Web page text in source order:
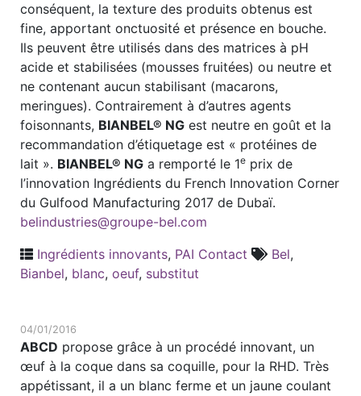
conséquent, la texture des produits obtenus est
fine, apportant onctuosité et présence en bouche.
Ils peuvent être utilisés dans des matrices à pH
acide et stabilisées (mousses fruitées) ou neutre et
ne contenant aucun stabilisant (macarons,
meringues). Contrairement à d’autres agents
foisonnants, BIANBEL® NG est neutre en goût et la
recommandation d’étiquetage est « protéines de
lait ». BIANBEL® NG a remporté le 1e prix de
l’innovation Ingrédients du French Innovation Corner
du Gulfood Manufacturing 2017 de Dubaï.
belindustries@groupe-bel.com
Ingrédients innovants, PAI Contact Bel,
Bianbel, blanc, oeuf, substitut
04/01/2016
ABCD propose grâce à un procédé innovant, un
œuf à la coque dans sa coquille, pour la RHD. Très
appétissant, il a un blanc ferme et un jaune coulant